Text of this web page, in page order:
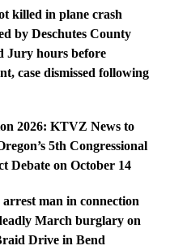
killed in plane crash
by Deschutes County
Jury hours before
case dismissed following
2026: KTVZ News to
5th Congressional
Debate on October 14
arrest man in connection
March burglary on
Drive in Bend